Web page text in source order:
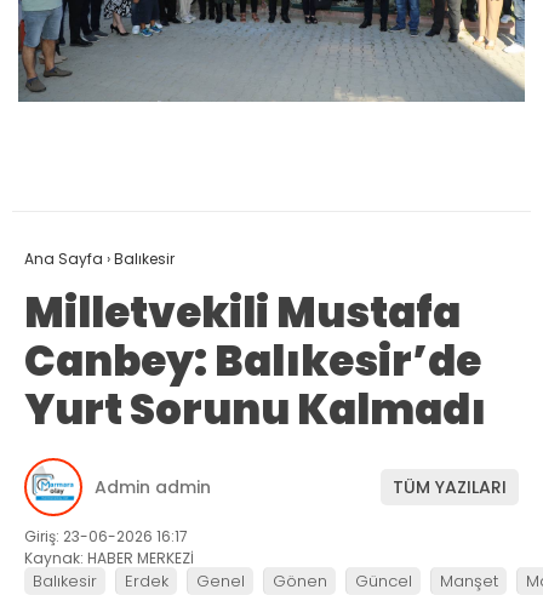
Ana Sayfa ›Balıkesir
Milletvekili Mustafa
Canbey: Balıkesir’de
Yurt Sorunu Kalmadı
Admin admin TÜM YAZILARI
Giriş: 23-06-2026 16:17
Kaynak: HABER MERKEZİ
Balıkesir Erdek Genel Gönen Güncel Manşet